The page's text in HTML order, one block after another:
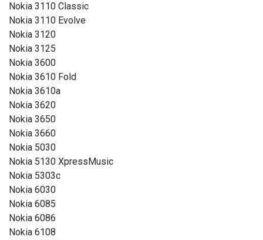
Nokia 3110 Classic
Nokia 3110 Evolve
Nokia 3120
Nokia 3125
Nokia 3600
Nokia 3610 Fold
Nokia 3610a
Nokia 3620
Nokia 3650
Nokia 3660
Nokia 5030
Nokia 5130 XpressMusic
Nokia 5303c
Nokia 6030
Nokia 6085
Nokia 6086
Nokia 6108